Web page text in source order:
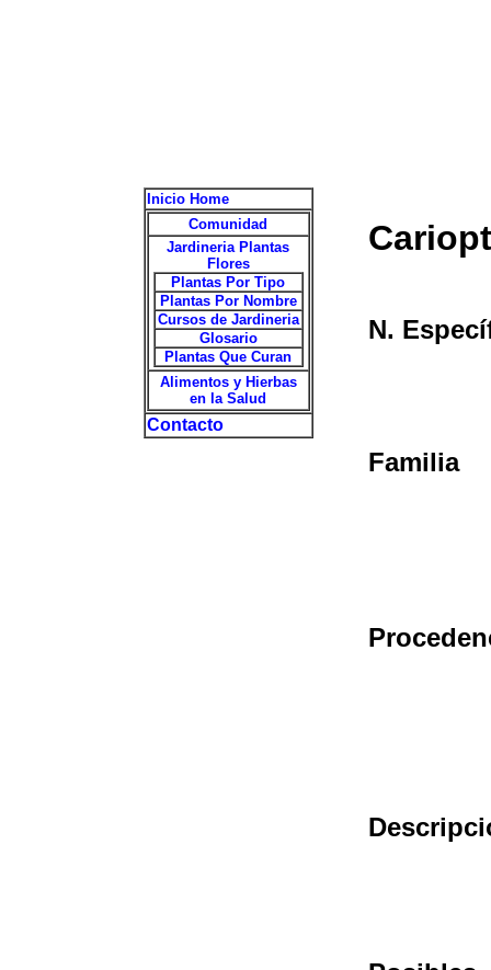
Inicio Home
Comunidad
Jardineria Plantas
Flores
Plantas Por Tipo
Plantas Por Nombre
Cursos de Jardineria
Glosario
Plantas Que Curan
Alimentos y Hierbas
en la Salud
Contacto
N.
Familia